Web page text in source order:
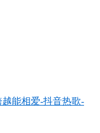
能相爱-抖音热歌-